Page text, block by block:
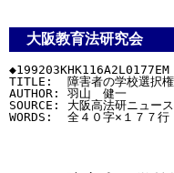
大阪教育法研究会
◆199203KHK116A2L0177EM
TITLE:  障害者の学校選択
AUTHOR: 羽山　健一
SOURCE: 大阪高法研ニュー